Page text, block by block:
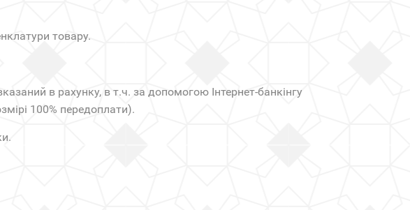
товару.
в рахунку, в т.ч. за допомогою Інтернет-банкінгу
100% передоплати).